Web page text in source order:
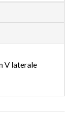
V laterale